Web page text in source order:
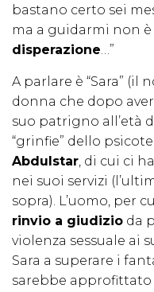
bastano certo sei
ma a guidarmi non
disperazione…”
A parlare è “Sara” (il
donna che dopo
suo patrigno all’età
“grinfie” dello
Abdulstar, di cui ci
nei suoi servizi
sopra). L’uomo, per
rinvio a giudizio da
violenza sessuale ai
Sara a superare i
sarebbe approfittato